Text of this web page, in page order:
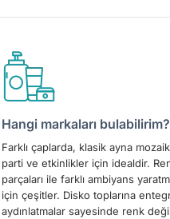
Hangi markaları bulabilirim?
Farklı çaplarda, klasik ayna
parti ve etkinlikler için idealdir.
parçaları ile farklı ambiyans
için çeşitler. Disko toplarına
aydınlatmalar sayesinde renk